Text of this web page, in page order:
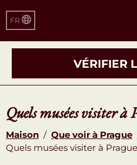
VÉRIFIER
FR
Quels musées visiter à
Maison / Que voir à Prague
Quels musées visiter à Prague